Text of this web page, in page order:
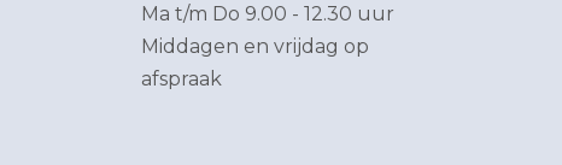
Ma t/m Do 9.00 - 12.30 uur
Middagen en vrijdag op
afspraak